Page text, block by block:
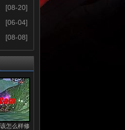
[08-20]
[06-04]
[08-08]
怎么样修